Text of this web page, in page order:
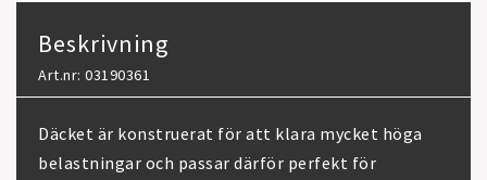
Beskrivning
Art.nr: 03190361
Däcket är konstruerat för att klara mycket höga
belastningar och passar därför perfekt för